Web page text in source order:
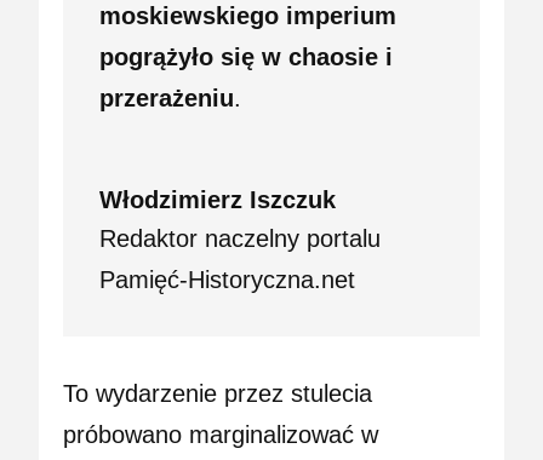
moskiewskiego imperium
pogrążyło się w chaosie i
przerażeniu.
Włodzimierz Iszczuk
Redaktor naczelny portalu
Pamięć-Historyczna.net
To wydarzenie przez stulecia
próbowano marginalizować w